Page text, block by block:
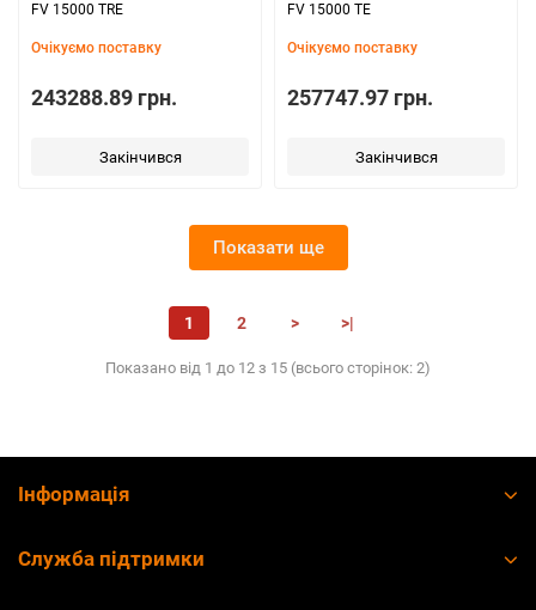
FV 15000 TRE
Очікуємо поставку
243288.89 грн.
Закінчився
FV 15000 TE
Очікуємо поставку
257747.97 грн.
Закінчився
Показати ще
1 2 > >|
Показано від 1 до 12 з 15 (всього сторінок: 2)
Інформація
Служба підтримки